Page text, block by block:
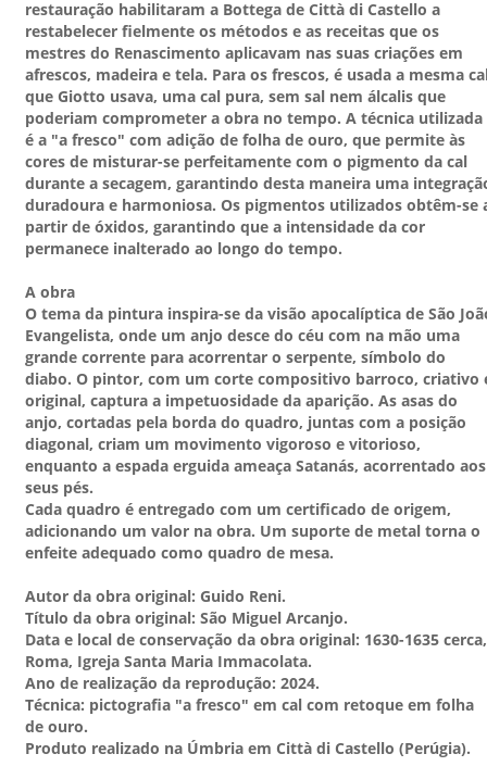
restauração habilitaram a Bottega de Città di Castello a
restabelecer fielmente os métodos e as receitas que os
mestres do Renascimento aplicavam nas suas criações em
afrescos, madeira e tela. Para os frescos, é usada a mesma
que Giotto usava, uma cal pura, sem sal nem álcalis que
poderiam comprometer a obra no tempo. A técnica utilizada
é a "a fresco" com adição de folha de ouro, que permite às
cores de misturar-se perfeitamente com o pigmento da cal
durante a secagem, garantindo desta maneira uma
duradoura e harmoniosa. Os pigmentos utilizados obtêm-se
partir de óxidos, garantindo que a intensidade da cor
permanece inalterado ao longo do tempo.
A obra
O tema da pintura inspira-se da visão apocalíptica de São
Evangelista, onde um anjo desce do céu com na mão uma
grande corrente para acorrentar o serpente, símbolo do
diabo. O pintor, com um corte compositivo barroco, criativo
original, captura a impetuosidade da aparição. As asas do
anjo, cortadas pela borda do quadro, juntas com a posição
diagonal, criam um movimento vigoroso e vitorioso,
enquanto a espada erguida ameaça Satanás, acorrentado aos
seus pés.
Cada quadro é entregado com um certificado de origem,
adicionando um valor na obra. Um suporte de metal torna o
enfeite adequado como quadro de mesa.
Autor da obra original: Guido Reni.
Título da obra original: São Miguel Arcanjo.
Data e local de conservação da obra original: 1630-1635 cerca,
Roma, Igreja Santa Maria Immacolata.
Ano de realização da reprodução: 2024.
Técnica: pictografia "a fresco" em cal com retoque em folha
de ouro.
Produto realizado na Úmbria em Città di Castello (Perúgia).